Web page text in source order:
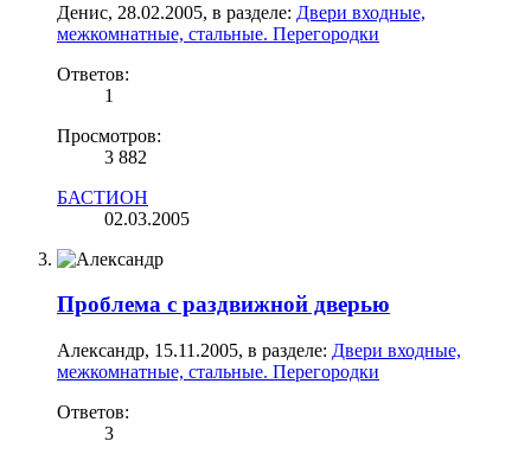
Денис, 28.02.2005, в разделе: Двери входные,
межкомнатные, стальные. Перегородки
Ответов:
1
Просмотров:
3 882
БАСТИОН
02.03.2005
Проблема с раздвижной дверью
Александр, 15.11.2005, в разделе: Двери входные,
межкомнатные, стальные. Перегородки
Ответов:
3